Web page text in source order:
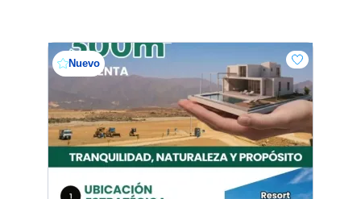
Nuevo